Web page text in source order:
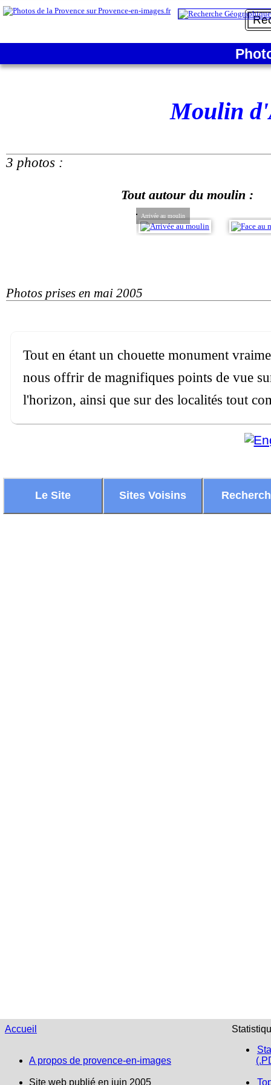
Moulin
3 photos :
Tout autour du moulin :
Arrivée au moulin
Photos prises en mai 2005
Tout en étant un chouette monument
nous offrir de magnifiques points de vue
l'horizon, ainsi que sur des localités tout
Le Site Sites Voisins
Accueil
A propos de provence-en-images
Site web publié en juin 2005